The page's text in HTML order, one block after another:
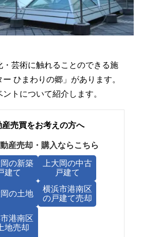
・芸術に触れることのできる施
ひまわりの郷」があります。
トについて紹介します。
産売買をお考えの方へ
産売却・購入ならこちら
岡の新築
建て
上大岡の中古
戸建て
岡の土地
横浜市港南区
の戸建て売却
港南区
地売却